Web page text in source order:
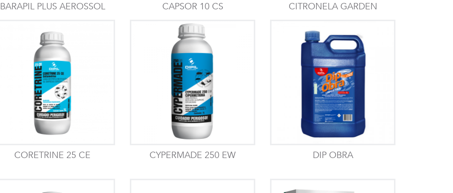
BARAPIL PLUS AEROSSOL CAPSOR 10 CS CITRONELA GARDEN
CORETRINE 25 CE CYPERMADE 250 EW DIP OBRA